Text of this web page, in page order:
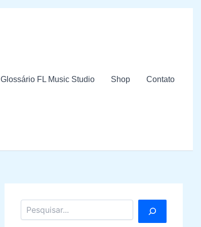
Glossário FL Music Studio Shop Contato